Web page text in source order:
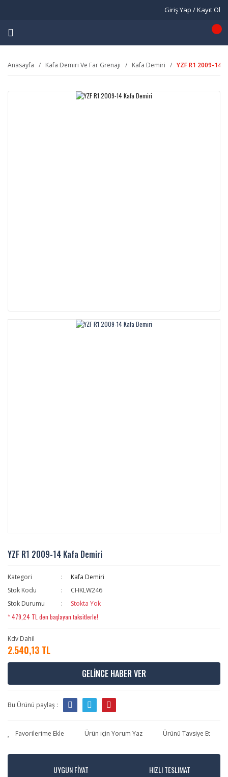
Giriş Yap / Kayıt Ol
Anasayfa Kafa Demiri Ve Far Grenajı Kafa Demiri YZF R1 2009-14
YZF R1 2009-14 Kafa Demiri
Kategori
Kafa Demiri
Stok Kodu
CHKLW246
Stok Durumu
Stokta Yok
* 479,24 TL den başlayan taksitlerle!
Kdv Dahil
2.540,13 TL
GELİNCE HABER VER
Bu Ürünü paylaş :
Ürün için Yorum Yaz Ürünü Tavsiye Et
UYGUN FİYAT HIZLI TESLIMAT